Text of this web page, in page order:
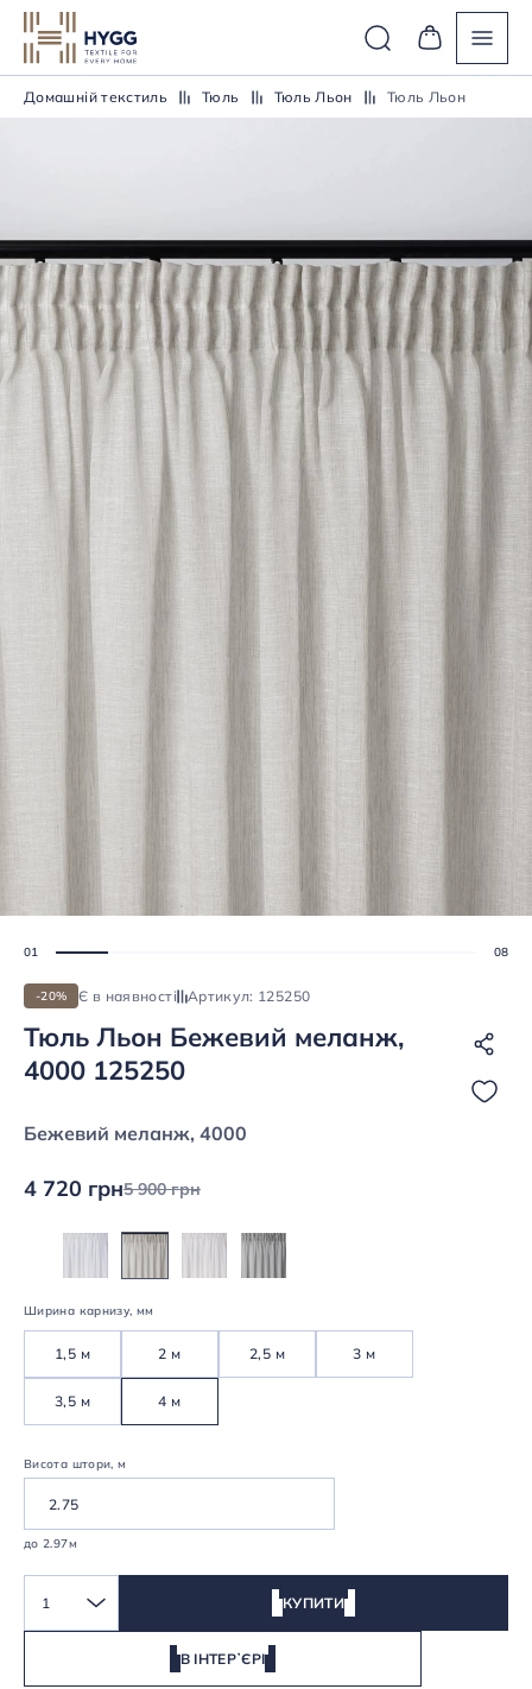
Домашній текстиль Тюль Тюль Льон Тюль Льон
-20% Є в наявності Артикул: 125250
Тюль Льон Бежевий меланж,
4000 125250
Бежевий меланж, 4000
4 720 грн5 900 грн
Ширина карнизу, мм
1,5 м 2 м 2,5 м 3 м
3,5 м 4 м
Висота штори, м
до 2.97м
1 КУПИТИ
В ІНТЕРʼЄРІ